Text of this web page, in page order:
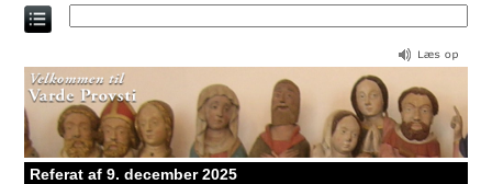
Direkte
til
Referat af 9. december 2025